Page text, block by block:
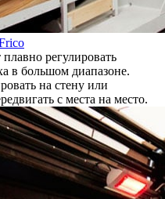
регулировать
в большом диапазоне.
на стену или
с места на место.